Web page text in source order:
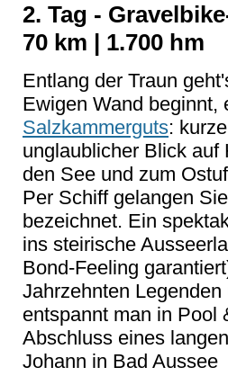
2. Tag -
70 km | 1.700 hm
Entlang der Traun
Ewigen Wand beginnt,
Salzkammerguts:
unglaublicher Blick auf
den See und zum
Per Schiff gelangen
bezeichnet. Ein
ins steirische
Bond-Feeling
Jahrzehnten
entspannt man in Pool
Abschluss eines
Johann in Bad Aussee